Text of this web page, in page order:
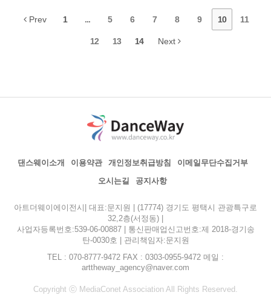
Prev 1 ... 5 6 7 8 9 10 11
12 13 14 Next
댄스웨이소개 이용약관 개인정보취급방침
이메일무단수집거부
오시는길
공지사항
아트더웨이에이전시| 대표:문지원 | (17774) 경기도 평택시 관광특구로
32,2층(서정동) |
사업자등록번호:539-06-00887 | 통신판매업신고번호:제 2018-경기송
탄-0030호 | 관리책임자:문지원
TEL : 070-8777-9472 FAX : 0303-0955-9472 메일 :
arttheway_agency@naver.com
Copyright ⓒ MediaConet Association All Rights Reserved.